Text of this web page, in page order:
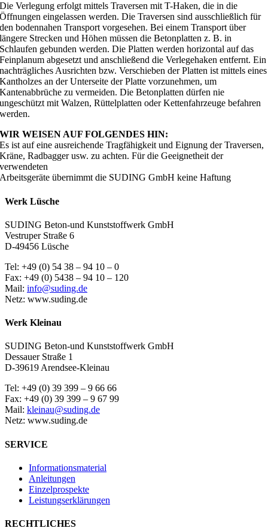
Die Verlegung erfolgt mittels Traversen mit T-Haken, die in die
Öffnungen eingelassen werden. Die Traversen sind ausschließlich für
den bodennahen Transport vorgesehen. Bei einem Transport über
längere Strecken und Höhen müssen die Betonplatten z. B. in
Schlaufen gebunden werden. Die Platten werden horizontal auf das
Feinplanum abgesetzt und anschließend die Verlegehaken entfernt. Ein
nachträgliches Ausrichten bzw. Verschieben der Platten ist mittels eines
Kantholzes an der Unterseite der Platte vorzunehmen, um
Kantenabbrüche zu vermeiden. Die Betonplatten dürfen nie
ungeschützt mit Walzen, Rüttelplatten oder Kettenfahrzeuge befahren
werden.
WIR WEISEN AUF FOLGENDES HIN:
Es ist auf eine ausreichende Tragfähigkeit und Eignung der Traversen,
Kräne, Radbagger usw. zu achten. Für die Geeignetheit der
verwendeten
Arbeitsgeräte übernimmt die SUDING GmbH keine Haftung
Werk Lüsche
SUDING Beton-und Kunststoffwerk GmbH
Vestruper Straße 6
D-49456 Lüsche
Tel: +49 (0) 54 38 – 94 10 – 0
Fax: +49 (0) 5438 – 94 10 – 120
Mail: info@suding.de
Netz: www.suding.de
Werk Kleinau
SUDING Beton-und Kunststoffwerk GmbH
Dessauer Straße 1
D-39619 Arendsee-Kleinau
Tel: +49 (0) 39 399 – 9 66 66
Fax: +49 (0) 39 399 – 9 67 99
Mail: kleinau@suding.de
Netz: www.suding.de
SERVICE
Informationsmaterial
Anleitungen
Einzelprospekte
Leistungserklärungen
RECHTLICHES